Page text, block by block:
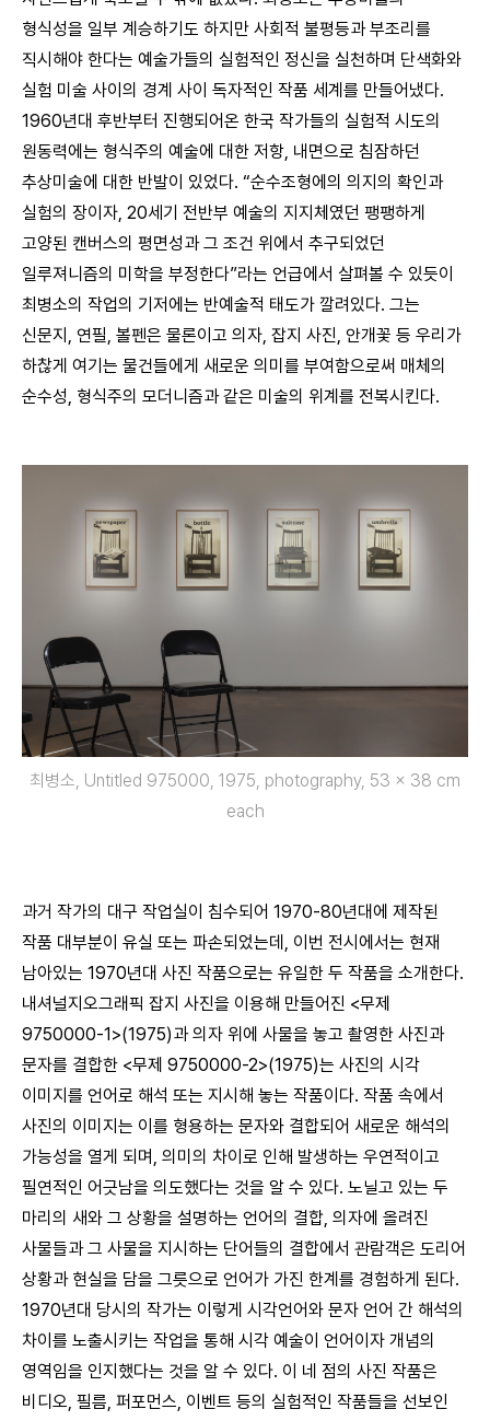
형식성을 일부 계승하기도 하지만 사회적 불평등과 부조리를
직시해야 한다는 예술가들의 실험적인 정신을 실천하며 단색화와
실험 미술 사이의 경계 사이 독자적인 작품 세계를 만들어냈다.
1960년대 후반부터 진행되어온 한국 작가들의 실험적 시도의
원동력에는 형식주의 예술에 대한 저항, 내면으로 침잠하던
추상미술에 대한 반발이 있었다. “순수조형에의 의지의 확인과
실험의 장이자, 20세기 전반부 예술의 지지체였던 팽팽하게
고양된 캔버스의 평면성과 그 조건 위에서 추구되었던
일루져니즘의 미학을 부정한다”라는 언급에서 살펴볼 수 있듯이
최병소의 작업의 기저에는 반예술적 태도가 깔려있다. 그는
신문지, 연필, 볼펜은 물론이고 의자, 잡지 사진, 안개꽃 등 우리가
하찮게 여기는 물건들에게 새로운 의미를 부여함으로써 매체의
순수성, 형식주의 모더니즘과 같은 미술의 위계를 전복시킨다.
최병소, Untitled 975000, 1975, photography, 53 x 38 cm
each
과거 작가의 대구 작업실이 침수되어 1970-80년대에 제작된
작품 대부분이 유실 또는 파손되었는데, 이번 전시에서는 현재
남아있는 1970년대 사진 작품으로는 유일한 두 작품을 소개한다.
내셔널지오그래픽 잡지 사진을 이용해 만들어진 <무제
9750000-1>(1975)과 의자 위에 사물을 놓고 촬영한 사진과
문자를 결합한 <무제 9750000-2>(1975)는 사진의 시각
이미지를 언어로 해석 또는 지시해 놓는 작품이다. 작품 속에서
사진의 이미지는 이를 형용하는 문자와 결합되어 새로운 해석의
가능성을 열게 되며, 의미의 차이로 인해 발생하는 우연적이고
필연적인 어긋남을 의도했다는 것을 알 수 있다. 노닐고 있는 두
마리의 새와 그 상황을 설명하는 언어의 결합, 의자에 올려진
사물들과 그 사물을 지시하는 단어들의 결합에서 관람객은 도리어
상황과 현실을 담을 그릇으로 언어가 가진 한계를 경험하게 된다.
1970년대 당시의 작가는 이렇게 시각언어와 문자 언어 간 해석의
차이를 노출시키는 작업을 통해 시각 예술이 언어이자 개념의
영역임을 인지했다는 것을 알 수 있다. 이 네 점의 사진 작품은
비디오, 필름, 퍼포먼스, 이벤트 등의 실험적인 작품들을 선보인